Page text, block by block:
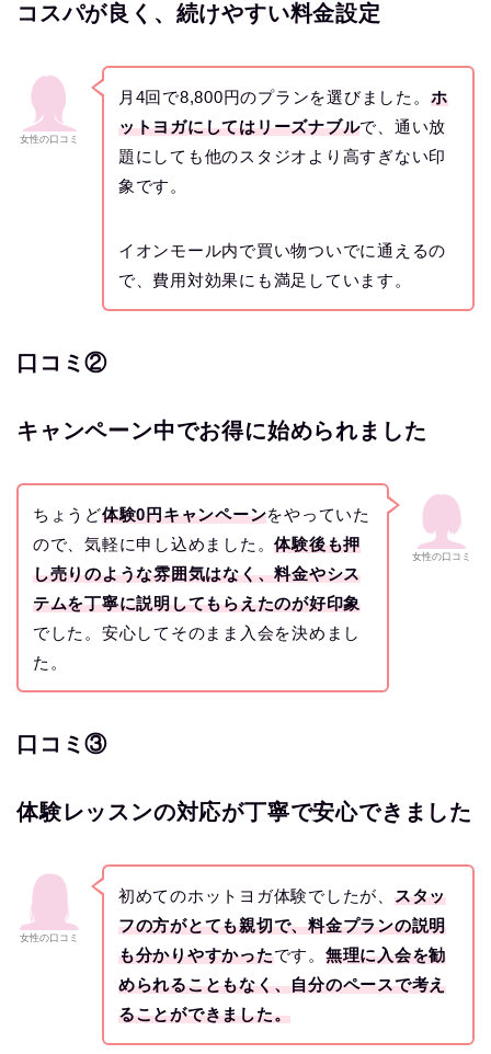
コスパが良く、続けやすい料金設定
女性の口コミ
月4回で8,800円のプランを選びました。 ホ
ットヨガにしてはリーズナブルで、通い放
題にしても他のスタジオより高すぎない印
象です。
イオンモール内で買い物ついでに通えるの
で、費用対効果にも満足しています。
口コミ②
キャンペーン中でお得に始められました
女性の口コミ
ちょうど体験0円キャンペーンをやっていた
ので、気軽に申し込めました。体験後も押
し売りのような雰囲気はなく、料金やシス
テムを丁寧に説明してもらえたのが好印象
でした。安心してそのまま入会を決めまし
た。
口コミ③
体験レッスンの対応が丁寧で安心できました
女性の口コミ
初めてのホットヨガ体験でしたが、 スタッ
フの方がとても親切で、料金プランの説明
も分かりやすかったです。 無理に入会を勧
められることもなく、自分のペースで考え
ることができました。